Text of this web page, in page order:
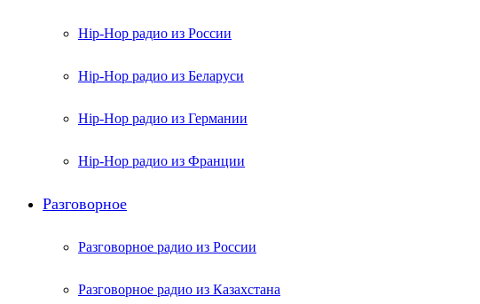
Hip-Hop радио из России
Hip-Hop радио из Беларуси
Hip-Hop радио из Германии
Hip-Hop радио из Франции
Разговорное
Разговорное радио из России
Разговорное радио из Казахстана